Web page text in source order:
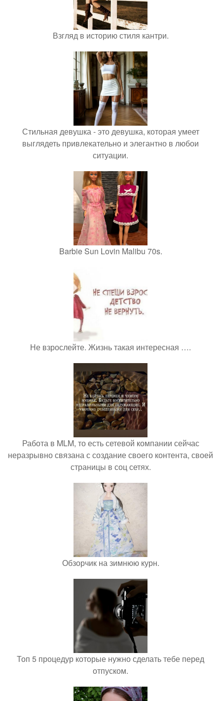
Взгляд в историю стиля кантри.
Стильная девушка - это девушка, которая умеет
выглядеть привлекательно и элегантно в любои
ситуации.
Barbie Sun Lovin Malibu 70s.
Не взрослейте. Жизнь такая интересная ….
Работа в MLM, то есть сетевой компании сейчас
неразрывно связана с создание своего контента, своей
страницы в соц сетях.
Обзорчик на зимнюю курн.
Топ 5 процедур которые нужно сделать тебе перед
отпуском.